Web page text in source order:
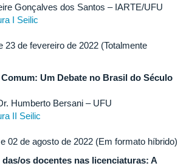
Gonçalves dos Santos – IARTE/UFU
I Seilic
23 de fevereiro de 2022 (Totalmente
Um Debate no Brasil do Século
Humberto Bersani – UFU
II Seilic
02 de agosto de 2022 (Em formato híbrido)
os docentes nas licenciaturas: A